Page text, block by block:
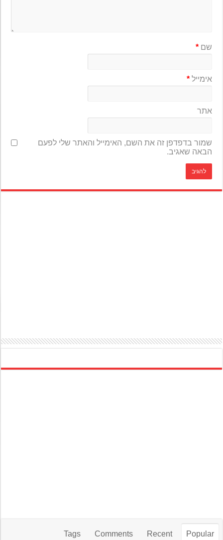
שם*
אימייל*
אתר
שמור בדפדפן זה את השם, האימייל והאתר שלי לפעם
הבאה שאגיב.
Popular
Recent
Comments
Tags